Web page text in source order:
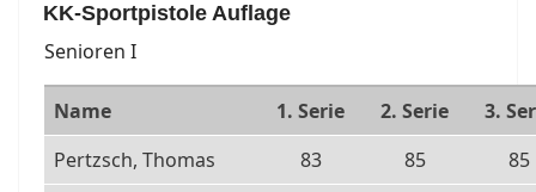
KK-Sportpistole Auflage
Senioren I
Name 1. Serie 2. Serie
3.
Pertzsch, Thomas
83 85
85